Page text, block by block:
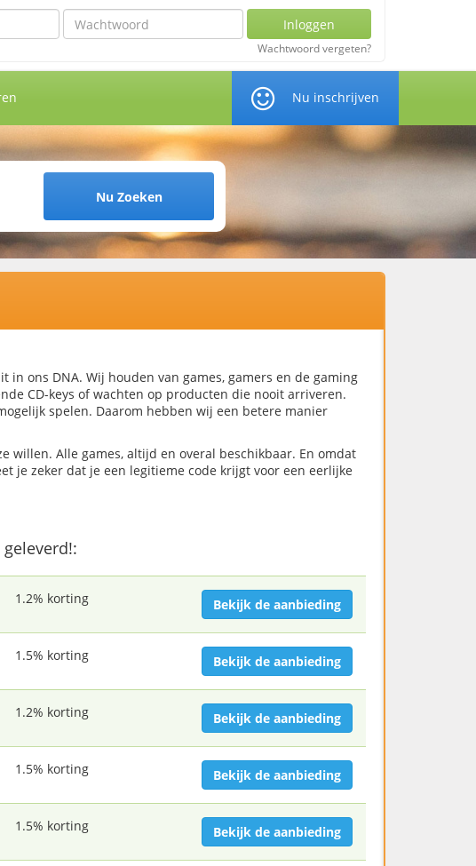
Wachtwoord Inloggen
Wachtwoord vergeten?
Nu inschrijven
Nu Zoeken
ons DNA. Wij houden van games, gamers en de gaming
CD-keys of wachten op producten die nooit arriveren.
spelen. Daarom hebben wij een betere manier
willen. Alle games, altijd en overal beschikbaar. En omdat
je zeker dat je een legitieme code krijgt voor een eerlijke
1.2% korting Bekijk de aanbieding
1.5% korting Bekijk de aanbieding
1.2% korting Bekijk de aanbieding
1.5% korting Bekijk de aanbieding
1.5% korting Bekijk de aanbieding